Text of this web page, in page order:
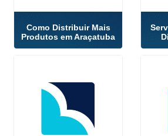
Como Distribuir Mais
Produtos em Araçatuba